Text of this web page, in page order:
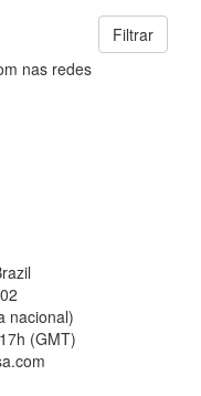
Filtrar
nas redes
nacional)
(GMT)